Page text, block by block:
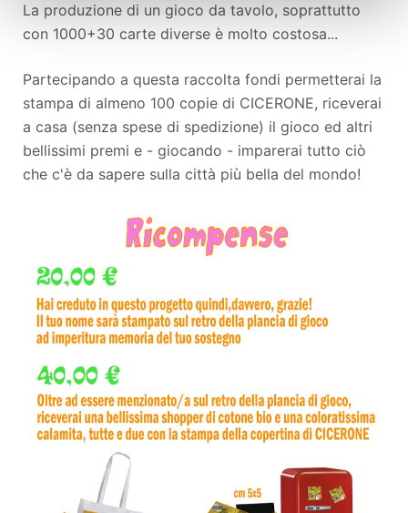
La produzione di un gioco da tavolo, soprattutto
con 1000+30 carte diverse è molto costosa...
Partecipando a questa raccolta fondi permetterai la
stampa di almeno 100 copie di CICERONE, riceverai
a casa (senza spese di spedizione) il gioco ed altri
bellissimi premi e - giocando - imparerai tutto ciò
che c'è da sapere sulla città più bella del mondo!